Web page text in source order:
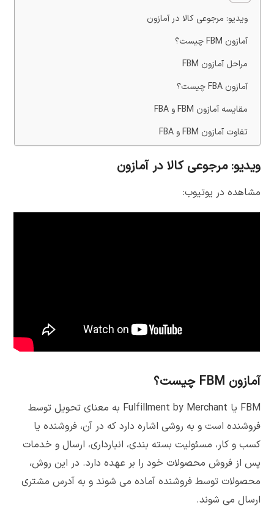
ویدیو: مرجوعی کالا در آمازون
آمازون FBM چیست؟
مراحل آمازون FBM
آمازون FBA چیست؟
مقایسه آمازون FBM و FBA
تفاوت آمازون FBM و FBA
ویدیو: مرجوعی کالا در آمازون
مشاهده در یوتیوب:
آمازون FBM چیست؟
FBM یا Fulfillment by Merchant به معنای تحویل توسط
فروشنده است و به روشی اشاره دارد که در آن، فروشنده یا
کسب و کار، مسئولیت بسته بندی، انبارداری، ارسال و خدمات
پس از فروش محصولات خود را بر عهده دارد. در این روش،
محصولات توسط فروشنده آماده می شوند و به آدرس مشتری
ارسال می شوند.